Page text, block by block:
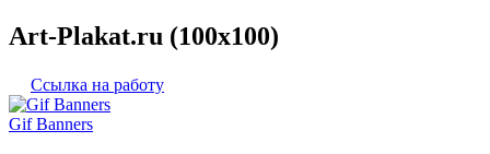
Art-Plakat.ru (100x100)
Ссылка на работу
Gif Banners